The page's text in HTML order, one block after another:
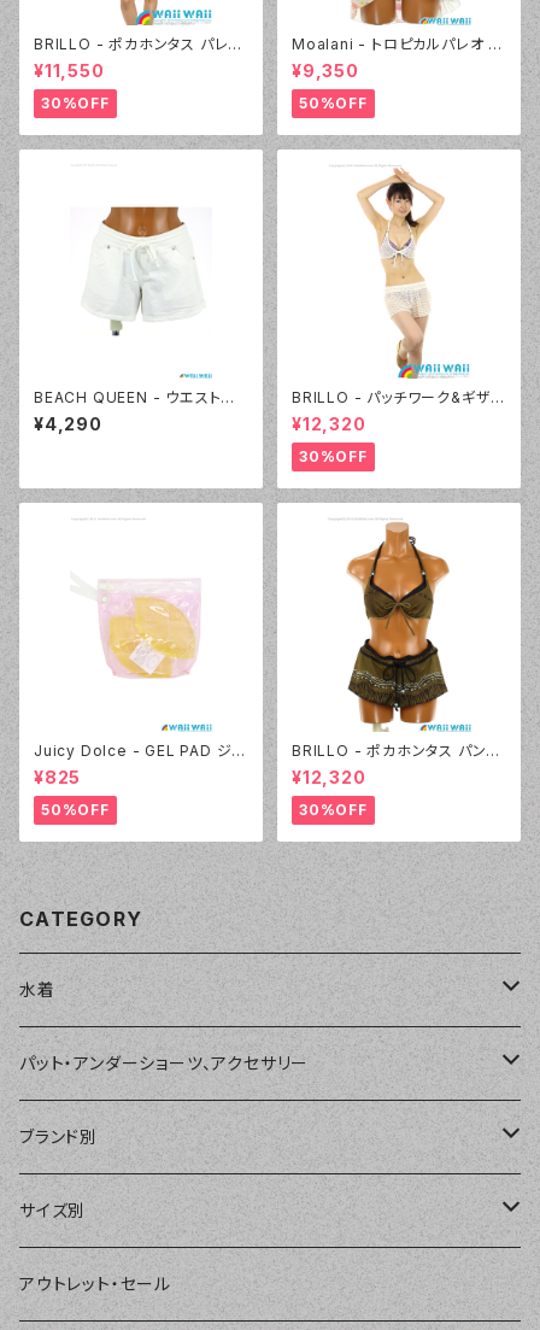
BRILLO - ポカホンタス パレオ
¥11,550
30%OFF
Moalani - トロピカルパレオ 3
点セット（3608 - 01:ホワイト）
¥9,350
50%OFF
BEACH QUEEN - ウエストシャ
ーリングカットデニム（333360
- 09:ホワイト）
¥4,290
BRILLO - パッチワーク&ギザギ
ザニット キュロパンセット（330
6 - 75:ネイビーブルー）
¥12,320
30%OFF
Juicy Dolce - GEL PAD ジェ
ルパッド（030 - 40:イエロー）
¥825
50%OFF
BRILLO - ポカホンタス パンツ
¥12,320
30%OFF
CATEGORY
水着
単品
ショートパンツ、ボードショーツ
パーカー、ラッシュパーカー
ラッシュガード、ジャケット
ワンピース・モノキニ
ナチュラルタンキニ
ナチュラルタンキニ
2点セット
パット・アンダーショーツ、アクセサリー
パット
アンダーショーツ
アクセサリー
ブランド別
BEACH QUEEN
MILSQUR
サイズ別
フリー
アウトレット・セール